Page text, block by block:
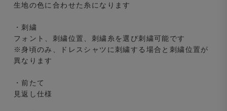
生地の色に合わせた糸になります
・刺繍
フォント、刺繍位置、刺繍糸を選び刺繍可能です
※身頃のみ、ドレスシャツに刺繍する場合と刺繍位置が
異なります
・前たて
見返し仕様